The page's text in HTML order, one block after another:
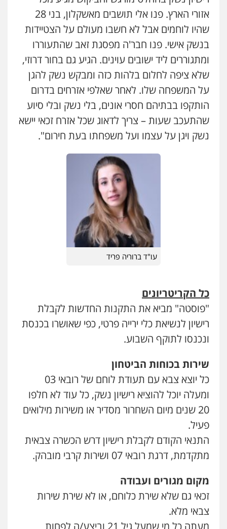
אזורי הארץ. פנו אלי תושבים מאשקלון, בני 28
שהיו לוחמים אבל לא חשבו מעולם על הצטיידות
בנשק אישי. פנו חבר'ה מפסגת זאב שהתעוררו
ומתגוררים ליד ישובים עוינים. הגיע גם בחור דרוזי,
שלא ציפה לחלום בלהות כזה ומבקש נשק להגן
על המשפחה שלו. לאחר שאלפי אזרחים בדרום
הותקפו בבתיהם חסרי אונים, בלי נשק ובלי סיוע
שהתעכב שעות – צריך לדאוג שכל אזרח זכאי יישא
נשק ויגן על עצמו ועל משפחתו בעת חירום".
עו"ד ברוריה פריד
כל הקריטריונים
"פוסטה" מביא את התקנות החדשות לקבלת
רישיון לנשיאת כלי ירייה פרטי, כפי שאושרו בכנסת
ונכנסו לתוקף השבוע.
שירות בכוחות הביטחון
כל יוצא צבא עם תעודת לוחם של רובאי 03
ומעלה יוכל להוציא רישיון נשק, כל עוד לא חלפו
20 שנים מיום השחרור מסדיר או משירות מילואים
פעיל.
התנאי הקודם לקבלת רישיון דרש הכשרה צבאית
מתקדמת, דרגת רובאי 07 ושירות קרבי מובהק.
מקום מגורים ועבודה
זכאי גם שלא שירת כלוחם, או לא שירת שירות
צבאי מלא.